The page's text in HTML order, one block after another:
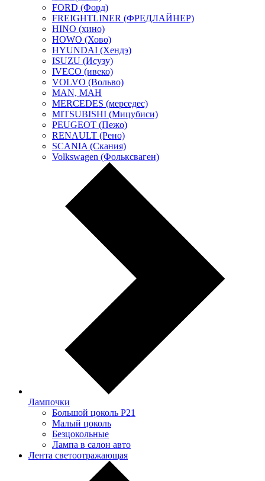
FORD (Форд)
FREIGHTLINER (ФРЕДЛАЙНЕР)
HINO (хино)
HOWO (Хово)
HYUNDAI (Хендэ)
ISUZU (Исузу)
IVECO (ивеко)
VOLVO (Вольво)
MAN, МАН
MERCEDES (мерседес)
MITSUBISHI (Мицубиси)
PEUGEOT (Пежо)
RENAULT (Рено)
SCANIA (Скания)
Volkswagen (Фольксваген)
Лампочки
Большой цоколь P21
Малый цоколь
Безцокольные
Лампа в салон авто
Лента светоотражающая